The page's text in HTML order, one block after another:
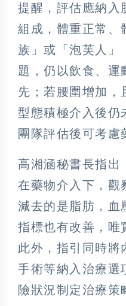
提醒，評估應納入
組成，體重正常、
族」或「泡芙人」
題，仍以飲食、運
先；若腰圍增加，
型態積極介入後仍
團隊評估後可考慮
高湘涵秘書長指出
在藥物介入下，觀
減去的是脂肪，血
指標也有改善，唯
此外，指引同時將
手術等納入治療選
險狀況制定治療策